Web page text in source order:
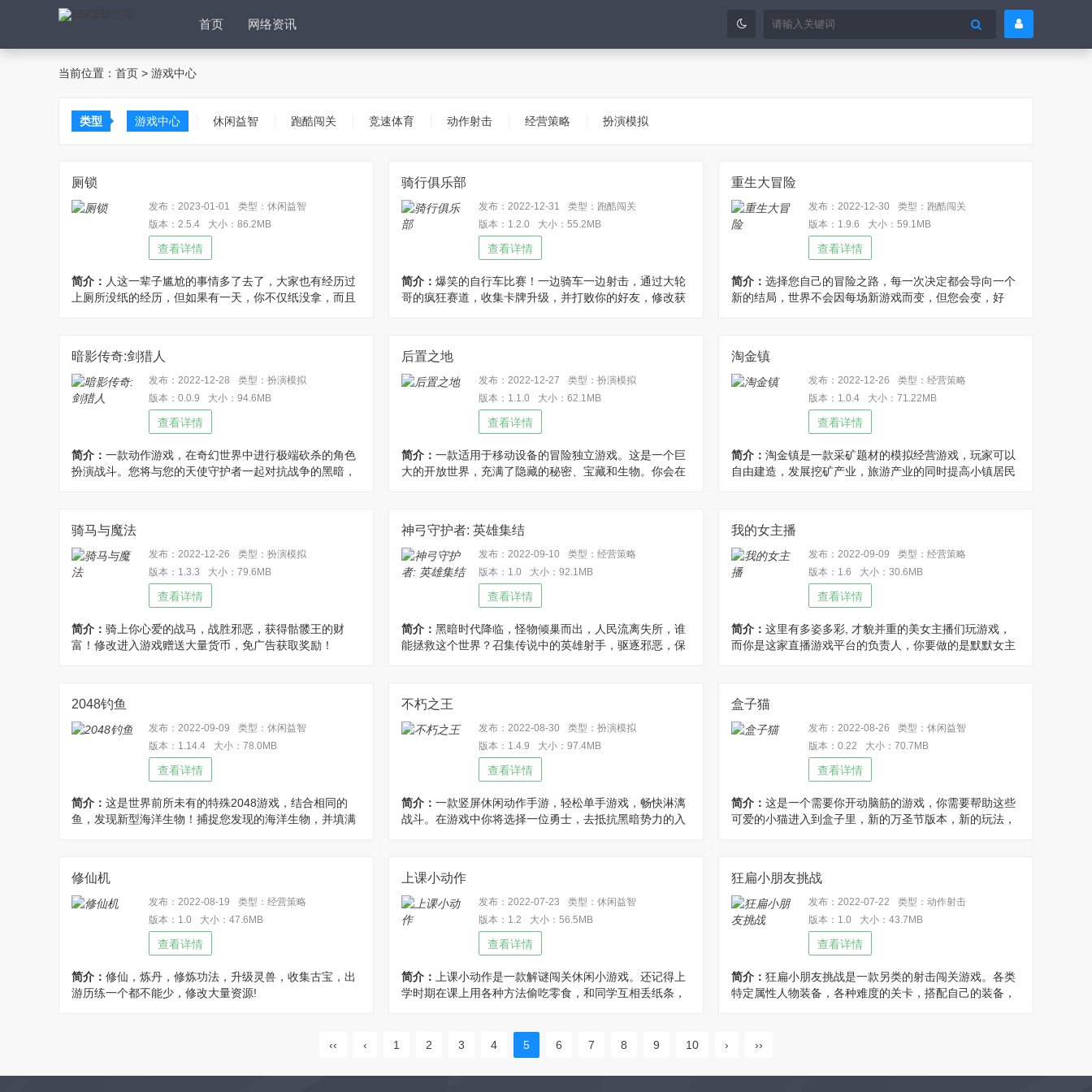
首页 网络资讯
当前位置： 首页 > 游戏中心
类型 游戏中心 休闲益智 跑酷闯关 竞速体育 动作射击 经营策略 扮演模拟
厕锁
发布：2023-01-01
类型：休闲益智
版本：2.5.4
大小：86.2MB
查看详情
简介： 人这一辈子尴尬的事情多了去了，大家也有经历过
上厕所没纸的经历，但如果有一天，你不仅纸没拿，而且
骑行俱乐部
发布：2022-12-31
类型：跑酷闯关
版本：1.2.0
大小：55.2MB
查看详情
简介： 爆笑的自行车比赛！一边骑车一边射击，通过大轮
哥的疯狂赛道，收集卡牌升级，并打败你的好友，修改获
重生大冒险
发布：2022-12-30
类型：跑酷闯关
版本：1.9.6
大小：59.1MB
查看详情
简介： 选择您自己的冒险之路，每一次决定都会导向一个
新的结局，世界不会因每场新游戏而变，但您会变，好
暗影传奇:剑猎人
发布：2022-12-28
类型：扮演模拟
版本：0.0.9
大小：94.6MB
查看详情
简介： 一款动作游戏，在奇幻世界中进行极端砍杀的角色
扮演战斗。您将与您的天使守护者一起对抗战争的黑暗，
后置之地
发布：2022-12-27
类型：扮演模拟
版本：1.1.0
大小：62.1MB
查看详情
简介： 一款适用于移动设备的冒险独立游戏。这是一个巨
大的开放世界，充满了隐藏的秘密、宝藏和生物。你会在
淘金镇
发布：2022-12-26
类型：经营策略
版本：1.0.4
大小：71.22MB
查看详情
简介： 淘金镇是一款采矿题材的模拟经营游戏，玩家可以
自由建造，发展挖矿产业，旅游产业的同时提高小镇居民
骑马与魔法
发布：2022-12-26
类型：扮演模拟
版本：1.3.3
大小：79.6MB
查看详情
简介： 骑上你心爱的战马，战胜邪恶，获得骷髅王的财
富！修改进入游戏赠送大量货币，免广告获取奖励！
神弓守护者: 英雄集结
发布：2022-09-10
类型：经营策略
版本：1.0
大小：92.1MB
查看详情
简介： 黑暗时代降临，怪物倾巢而出，人民流离失所，谁
能拯救这个世界？召集传说中的英雄射手，驱逐邪恶，保
我的女主播
发布：2022-09-09
类型：经营策略
版本：1.6
大小：30.6MB
查看详情
简介： 这里有多姿多彩, 才貌并重的美女主播们玩游戏，
而你是这家直播游戏平台的负责人，你要做的是默默女主
培养你的美女游戏主播，修改不用看广告获得奖励，很多
的钻石!
2048钓鱼
发布：2022-09-09
类型：休闲益智
版本：1.14.4
大小：78.0MB
查看详情
简介： 这是世界前所未有的特殊2048游戏，结合相同的
鱼，发现新型海洋生物！捕捉您发现的海洋生物，并填满
不朽之王
发布：2022-08-30
类型：扮演模拟
版本：1.4.9
大小：97.4MB
查看详情
简介： 一款竖屏休闲动作手游，轻松单手游戏，畅快淋漓
战斗。在游戏中你将选择一位勇士，去抵抗黑暗势力的入
界中的传奇经历，修改修改免广告获得奖励!
盒子猫
发布：2022-08-26
类型：休闲益智
版本：0.22
大小：70.7MB
查看详情
简介： 这是一个需要你开动脑筋的游戏，你需要帮助这些
可爱的小猫进入到盒子里，新的万圣节版本，新的玩法，
修仙机
发布：2022-08-19
类型：经营策略
版本：1.0
大小：47.6MB
查看详情
简介： 修仙，炼丹，修炼功法，升级灵兽，收集古宝，出
游历练一个都不能少，修改大量资源!
上课小动作
发布：2022-07-23
类型：休闲益智
版本：1.2
大小：56.5MB
查看详情
简介：
上课小动作是一款解谜闯关休闲小游戏。还记得上
学时期在课上用各种方法偷吃零食，和同学互相丢纸条，
狂扁小朋友挑战
发布：2022-07-22
类型：动作射击
版本：1.0
大小：43.7MB
查看详情
简介： 狂扁小朋友挑战是一款另类的射击闯关游戏。各类
特定属性人物装备，各种难度的关卡，搭配自己的装备，
‹‹ ‹ 1 2 3 4 5 6 7 8 9 10 › ››